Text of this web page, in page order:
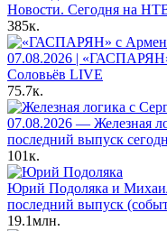
Новости. Сегодня на
385к.
07.08.2026 |
Соловьёв LIVE
75.7к.
07.08.2026 — Железная
последний выпуск
101к.
Юрий Подоляка и
последний выпуск
19.1млн.